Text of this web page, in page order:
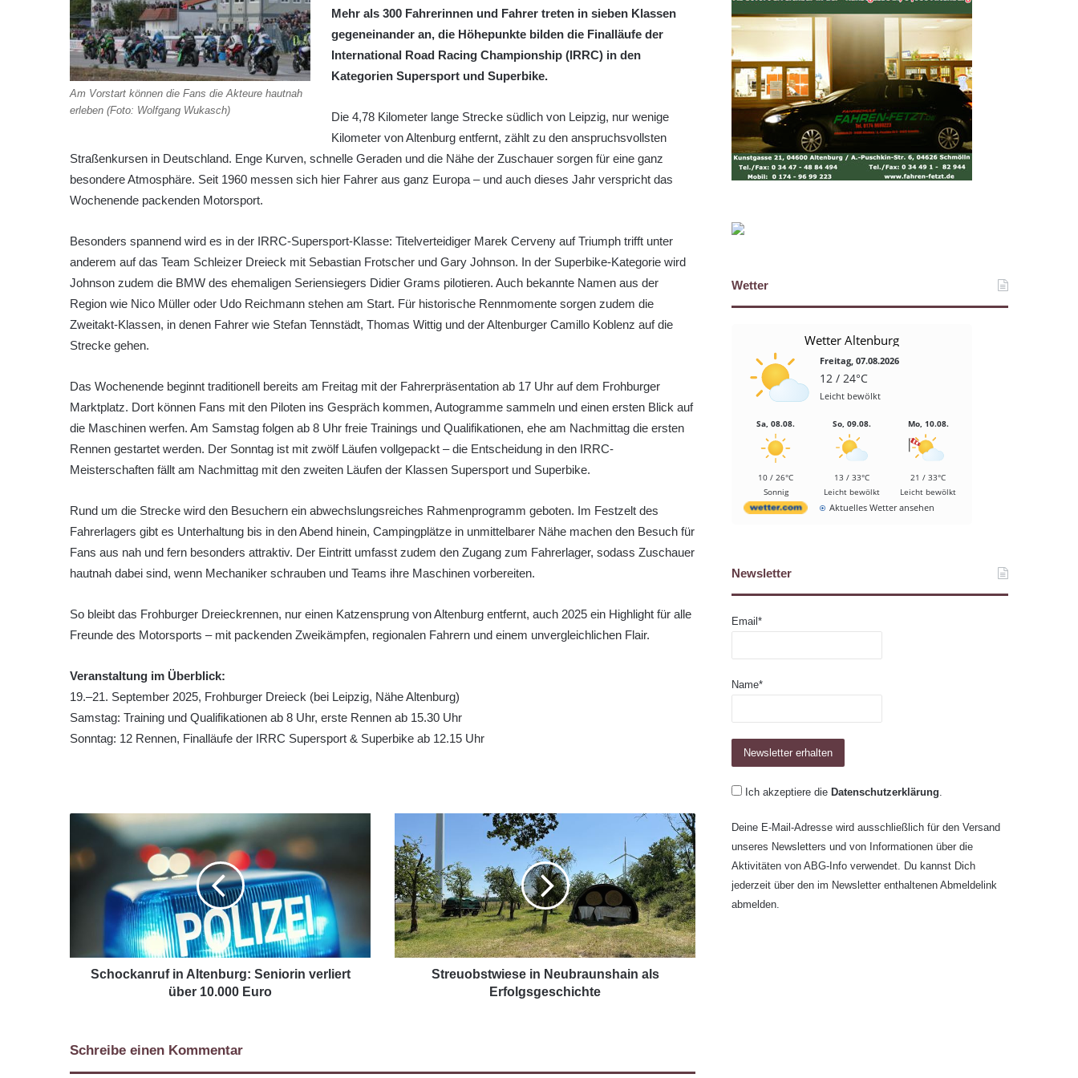
Am Vorstart können die Fans die Akteure hautnah
erleben (Foto: Wolfgang Wukasch)
Mehr als 300 Fahrerinnen und Fahrer treten in sieben Klassen
gegeneinander an, die Höhepunkte bilden die Finalläufe der
International Road Racing Championship (IRRC) in den
Kategorien Supersport und Superbike.
Die 4,78 Kilometer lange Strecke südlich von Leipzig, nur wenige
Kilometer von Altenburg entfernt, zählt zu den anspruchsvollsten
Straßenkursen in Deutschland. Enge Kurven, schnelle Geraden und die Nähe der Zuschauer sorgen für eine ganz
besondere Atmosphäre. Seit 1960 messen sich hier Fahrer aus ganz Europa – und auch dieses Jahr verspricht das
Wochenende packenden Motorsport.
Besonders spannend wird es in der IRRC-Supersport-Klasse: Titelverteidiger Marek Cerveny auf Triumph trifft unter
anderem auf das Team Schleizer Dreieck mit Sebastian Frotscher und Gary Johnson. In der Superbike-Kategorie wird
Johnson zudem die BMW des ehemaligen Seriensiegers Didier Grams pilotieren. Auch bekannte Namen aus der
Region wie Nico Müller oder Udo Reichmann stehen am Start. Für historische Rennmomente sorgen zudem die
Zweitakt-Klassen, in denen Fahrer wie Stefan Tennstädt, Thomas Wittig und der Altenburger Camillo Koblenz auf die
Strecke gehen.
Das Wochenende beginnt traditionell bereits am Freitag mit der Fahrerpräsentation ab 17 Uhr auf dem Frohburger
Marktplatz. Dort können Fans mit den Piloten ins Gespräch kommen, Autogramme sammeln und einen ersten Blick auf
die Maschinen werfen. Am Samstag folgen ab 8 Uhr freie Trainings und Qualifikationen, ehe am Nachmittag die ersten
Rennen gestartet werden. Der Sonntag ist mit zwölf Läufen vollgepackt – die Entscheidung in den IRRC-
Meisterschaften fällt am Nachmittag mit den zweiten Läufen der Klassen Supersport und Superbike.
Rund um die Strecke wird den Besuchern ein abwechslungsreiches Rahmenprogramm geboten. Im Festzelt des
Fahrerlagers gibt es Unterhaltung bis in den Abend hinein, Campingplätze in unmittelbarer Nähe machen den Besuch für
Fans aus nah und fern besonders attraktiv. Der Eintritt umfasst zudem den Zugang zum Fahrerlager, sodass Zuschauer
hautnah dabei sind, wenn Mechaniker schrauben und Teams ihre Maschinen vorbereiten.
So bleibt das Frohburger Dreieckrennen, nur einen Katzensprung von Altenburg entfernt, auch 2025 ein Highlight für alle
Freunde des Motorsports – mit packenden Zweikämpfen, regionalen Fahrern und einem unvergleichlichen Flair.
Veranstaltung im Überblick:
19.–21. September 2025, Frohburger Dreieck (bei Leipzig, Nähe Altenburg)
Samstag: Training und Qualifikationen ab 8 Uhr, erste Rennen ab 15.30 Uhr
Sonntag: 12 Rennen, Finalläufe der IRRC Supersport & Superbike ab 12.15 Uhr
Schockanruf in Altenburg: Seniorin verliert
über 10.000 Euro
Streuobstwiese in Neubraunshain als
Erfolgsgeschichte
Schreibe einen Kommentar
Wetter
Wetter Altenburg
Freitag, 07.08.2026
12 / 24°C
Leicht bewölkt
Sa, 08.08.
10 / 26°C
Sonnig
So, 09.08.
13 / 33°C
Leicht bewölkt
Mo, 10.08.
21 / 33°C
Leicht bewölkt
Aktuelles Wetter ansehen
Newsletter
Email*
Name*
Ich akzeptiere die Datenschutzerklärung.
Deine E-Mail-Adresse wird ausschließlich für den Versand
unseres Newsletters und von Informationen über die
Aktivitäten von ABG-Info verwendet. Du kannst Dich
jederzeit über den im Newsletter enthaltenen Abmeldelink
abmelden.